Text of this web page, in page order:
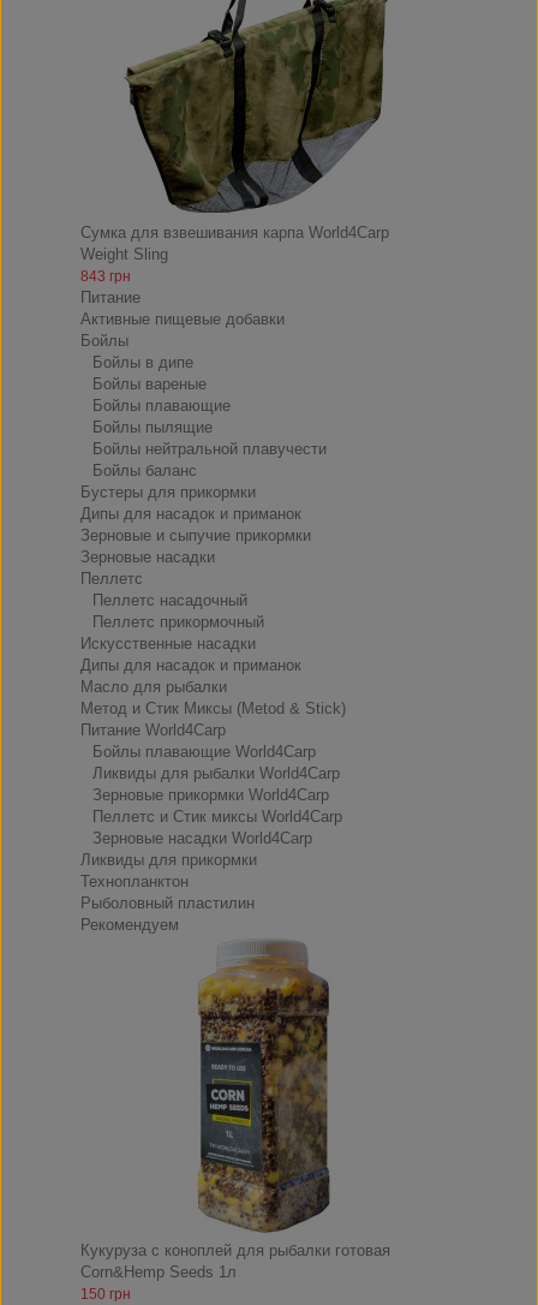
Сумка для взвешивания карпа World4Carp
Weight Sling
843 грн
Питание
Активные пищевые добавки
Бойлы
Бойлы в дипе
Бойлы вареные
Бойлы плавающие
Бойлы пылящие
Бойлы нейтральной плавучести
Бойлы баланс
Бустеры для прикормки
Дипы для насадок и приманок
Зерновые и сыпучие прикормки
Зерновые насадки
Пеллетс
Пеллетс насадочный
Пеллетс прикормочный
Искусственные насадки
Дипы для насадок и приманок
Масло для рыбалки
Метод и Стик Миксы (Metod & Stick)
Питание World4Carp
Бойлы плавающие World4Carp
Ликвиды для рыбалки World4Carp
Зерновые прикормки World4Carp
Пеллетс и Стик миксы World4Carp
Зерновые насадки World4Carp
Ликвиды для прикормки
Технопланктон
Рыболовный пластилин
Рекомендуем
Кукуруза с коноплей для рыбалки готовая
Corn&Hemp Seeds 1л
150 грн